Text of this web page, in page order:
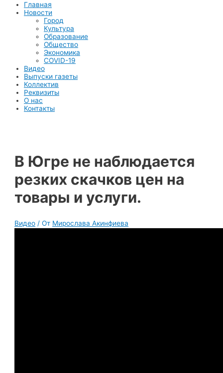
Главная
Новости
Город
Культура
Образование
Общество
Экономика
COVID-19
Видео
Выпуски газеты
Коллектив
Реквизиты
О нас
Контакты
В Югре не наблюдается
резких скачков цен на
товары и услуги.
Видео / От Мирослава Акинфиева